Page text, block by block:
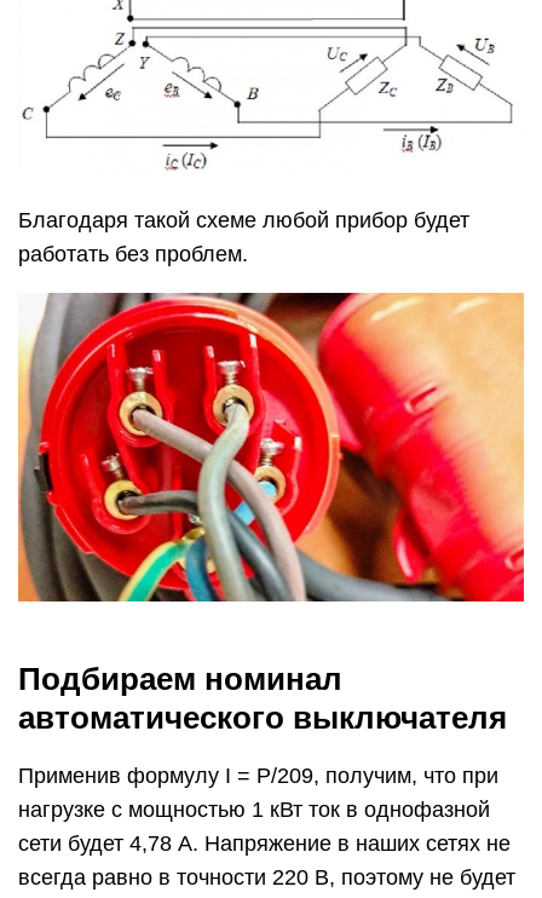
Благодаря такой схеме любой прибор будет
работать без проблем.
Подбираем номинал
автоматического выключателя
Применив формулу I = P/209, получим, что при
нагрузке с мощностью 1 кВт ток в однофазной
сети будет 4,78 А. Напряжение в наших сетях не
всегда равно в точности 220 В, поэтому не будет